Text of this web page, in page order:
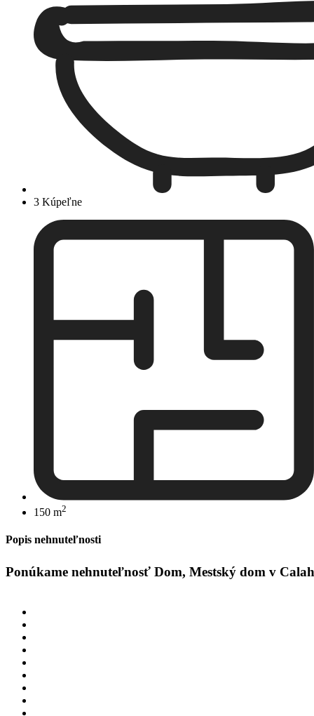
3 Kúpeľne
150 m2
Popis nehnuteľnosti
Ponúkame nehnuteľnosť Dom, Mestský dom v